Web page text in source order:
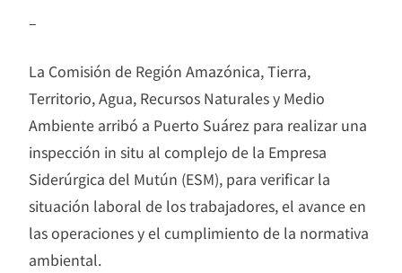
–
La Comisión de Región Amazónica, Tierra,
Territorio, Agua, Recursos Naturales y Medio
Ambiente arribó a Puerto Suárez para realizar una
inspección in situ al complejo de la Empresa
Siderúrgica del Mutún (ESM), para verificar la
situación laboral de los trabajadores, el avance en
las operaciones y el cumplimiento de la normativa
ambiental.